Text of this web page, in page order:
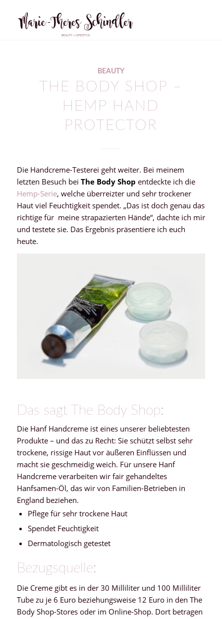
BEAUTY
THE BODY SHOP –
HEMP HAND
PROTECTOR
Die Handcreme-Testerei geht weiter. Bei meinem
letzten Besuch bei The Body Shop entdeckte ich die
Hemp-Serie, welche überreizter und sehr trockener
Haut viel Feuchtigkeit spendet. „Das ist doch genau das
richtige für meine strapazierten Hände“, dachte ich mir
und testete sie. Das Ergebnis präsentiere ich euch
heute.
Das sagt The Body Shop:
Die Hanf Handcreme ist eines unserer beliebtesten
Produkte – und das zu Recht: Sie schützt selbst sehr
trockene, rissige Haut vor äußeren Einflüssen und
macht sie geschmeidig weich. Für unsere Hanf
Handcreme verarbeiten wir fair gehandeltes
Hanfsamen-Öl, das wir von Familien-Betrieben in
England beziehen.
Pflege für sehr trockene Haut
Spendet Feuchtigkeit
Dermatologisch getestet
Bezugsquelle:
Die Creme gibt es in der 30 Milliliter und 100 Milliliter
Tube zu je 6 Euro beziehungsweise 12 Euro in den The
Body Shop-Stores oder im Online-Shop. Dort betragen